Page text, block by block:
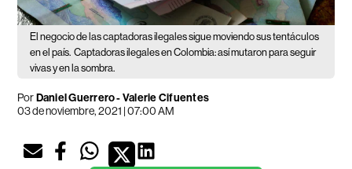
El negocio de las captadoras ilegales sigue moviendo sus tentáculos
en el país. Captadoras ilegales en Colombia: así mutaron para seguir
vivas y en la sombra.
PorDaniel Guerrero-Valerie Cifuentes
03 de noviembre, 2021 | 07:00 AM